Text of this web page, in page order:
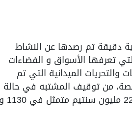
دقيقة تم رصدها عن النشاط
تعرفها الأسواق و الفضاءات
والتحريات الميدانية التي تم
من توقيف المشتبه في حالة
تلبس